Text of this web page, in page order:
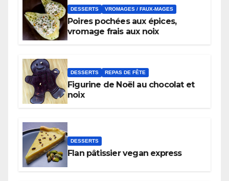
DESSERTS VROMAGES / FAUX-MAGES
Poires pochées aux épices,
vromage frais aux noix
DESSERTS REPAS DE FÊTE
Figurine de Noël au chocolat et
noix
DESSERTS
Flan pâtissier vegan express